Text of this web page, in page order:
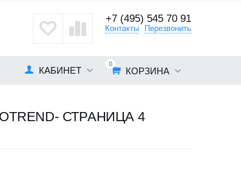
+7 (495) 545 70 91
Контакты Перезвонить
0
КОРЗИНА
КАБИНЕТ
СТРАНИЦА 4